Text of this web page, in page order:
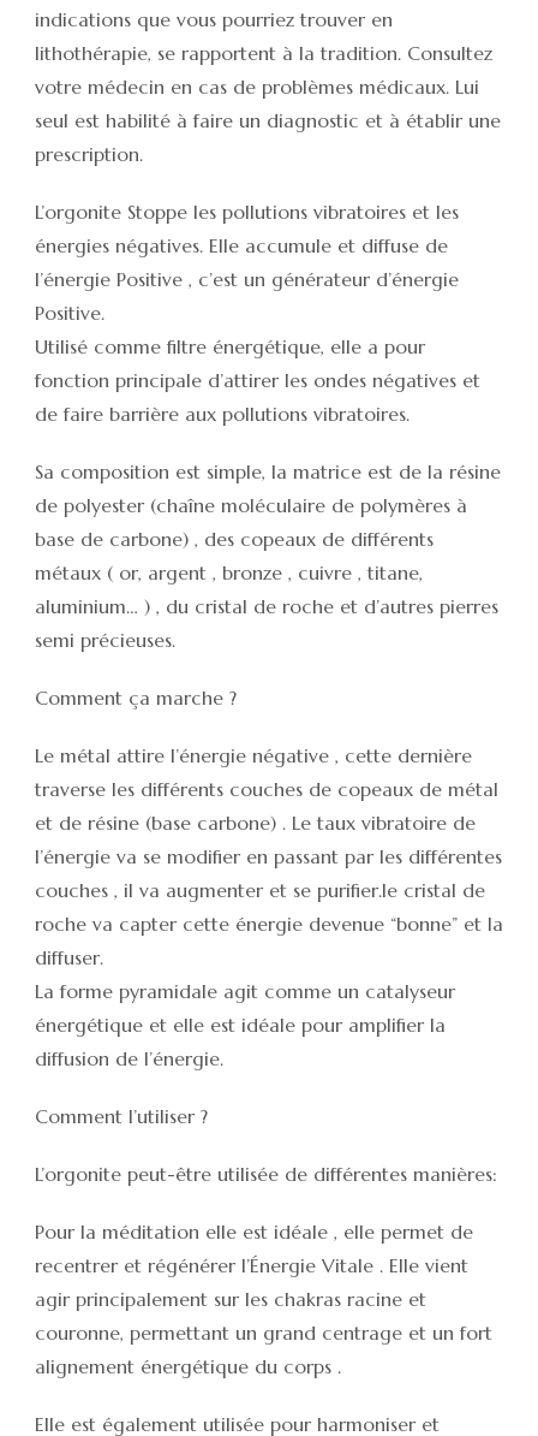
indications que vous pourriez trouver en
lithothérapie, se rapportent à la tradition. Consultez
votre médecin en cas de problèmes médicaux. Lui
seul est habilité à faire un diagnostic et à établir une
prescription.
L’orgonite Stoppe les pollutions vibratoires et les
énergies négatives. Elle accumule et diffuse de
l’énergie Positive , c’est un générateur d’énergie
Positive.
Utilisé comme filtre énergétique, elle a pour
fonction principale d’attirer les ondes négatives et
de faire barrière aux pollutions vibratoires.
Sa composition est simple, la matrice est de la résine
de polyester (chaîne moléculaire de polymères à
base de carbone) , des copeaux de différents
métaux ( or, argent , bronze , cuivre , titane,
aluminium… ) , du cristal de roche et d’autres pierres
semi précieuses.
Comment ça marche ?
Le métal attire l’énergie négative , cette dernière
traverse les différents couches de copeaux de métal
et de résine (base carbone) . Le taux vibratoire de
l’énergie va se modifier en passant par les différentes
couches , il va augmenter et se purifier.le cristal de
roche va capter cette énergie devenue “bonne” et la
diffuser.
La forme pyramidale agit comme un catalyseur
énergétique et elle est idéale pour amplifier la
diffusion de l’énergie.
Comment l’utiliser ?
L’orgonite peut-être utilisée de différentes manières:
Pour la méditation elle est idéale , elle permet de
recentrer et régénérer l’Énergie Vitale . Elle vient
agir principalement sur les chakras racine et
couronne, permettant un grand centrage et un fort
alignement énergétique du corps .
Elle est également utilisée pour harmoniser et